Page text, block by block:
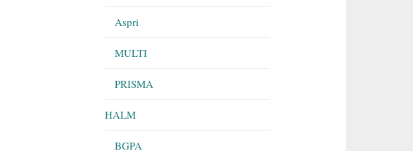
Aspri
MULTI
PRISMA
HALM
BGPA